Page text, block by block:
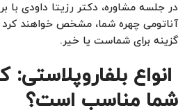
در جلسه مشاوره، دکتر رزیتا داودی
آناتومی چهره شما، مشخص خواهند کرد
گزینه برای شماست یا خیر.
انواع
شما مناسب است؟